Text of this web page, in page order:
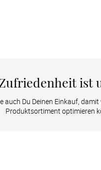
ist
auch Du Deinen Einkauf,
Produktsortiment optimieren